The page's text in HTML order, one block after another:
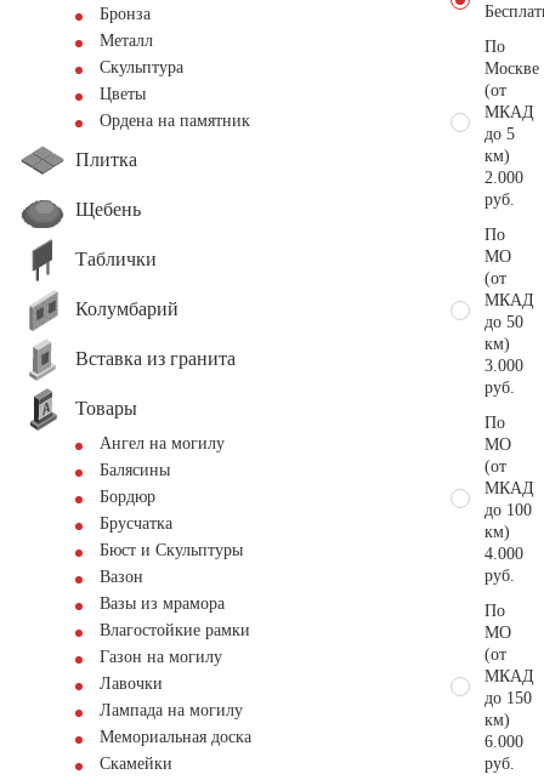
Бронза
Металл
Скульптура
Цветы
Ордена на памятник
Плитка
Щебень
Таблички
Колумбарий
Вставка из гранита
Товары
Ангел на могилу
Балясины
Бордюр
Брусчатка
Бюст и Скульптуры
Вазон
Вазы из мрамора
Влагостойкие рамки
Газон на могилу
Лавочки
Лампада на могилу
Мемориальная доска
Скамейки
По
Москве
(от
МКАД
до 5
км)
2.000
руб.
По
МО
(от
МКАД
до 50
км)
3.000
руб.
По
МО
(от
МКАД
до 100
км)
4.000
руб.
По
МО
(от
МКАД
до 150
км)
6.000
руб.